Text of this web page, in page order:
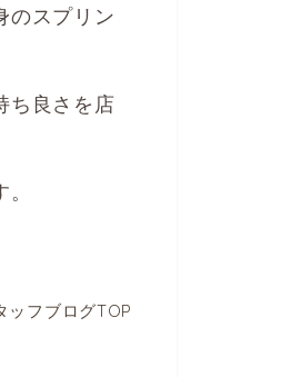
のスプリン
ち良さを店
ッフブログTOP